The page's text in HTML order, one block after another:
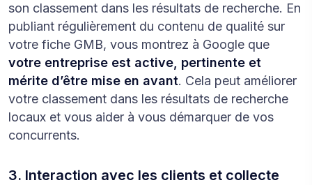
son classement dans les résultats de recherche. En
publiant régulièrement du contenu de qualité sur
votre fiche GMB, vous montrez à Google que
votre entreprise est active, pertinente et
mérite d’être mise en avant. Cela peut améliorer
votre classement dans les résultats de recherche
locaux et vous aider à vous démarquer de vos
concurrents.
3. Interaction avec les clients et collecte